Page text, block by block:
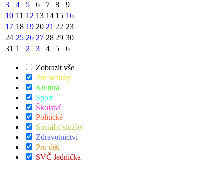
3
4 5 6 7 8
9
10 11 12 13 14 15 16
17 18 19 20 21 22 23
24 25 26 27 28 29 30
31 1 2 3 4 5 6
Zobrazit vše
Pro seniory
Kultura
Sport
Školství
Politické
Sociální služby
Zdravotnictví
Pro děti
SVČ Jednička